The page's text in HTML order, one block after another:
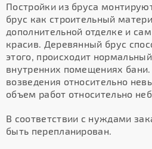
Постройки из бруса
брус как строительный
дополнительной отделке и
красив. Деревянный брус
этого, происходит
внутренних помещениях
возведения относительно
объем работ относительно
В соответствии с нуждами
быть перепланирован.